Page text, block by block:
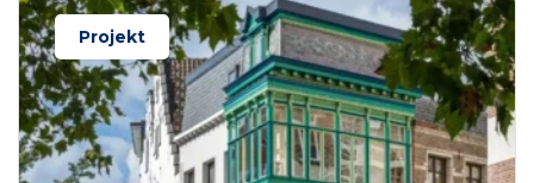
Projekt